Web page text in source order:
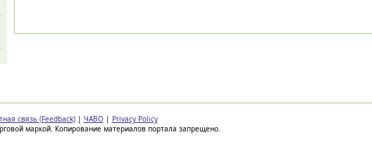
связь (Feedback) | ЧАВО | Privacy Policy
маркой. Копирование материалов портала запрещено.